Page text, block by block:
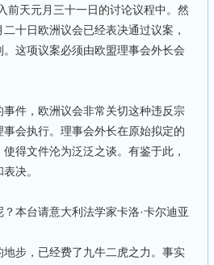
前天元月三十一日的讨论议程中。然
十日欧洲议会已经表决通过议案，
这项议案必须由欧盟理事会外长会
件，欧洲议会非常关切这种违反宗
会执行。理事会外长在原始拟定的
得文件沦为泛泛之谈。有鉴于此，
决。
本台请意大利法学家卡洛·卡尔迪亚
步，已经费了九牛二虎之力。事实